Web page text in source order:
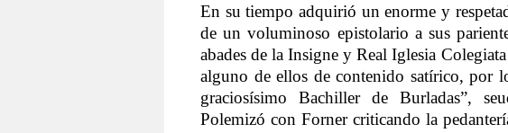
En su tiempo adquirió un enorme y
de un voluminoso epistolario a sus
abades de la Insigne y Real Iglesia
alguno de ellos de contenido satírico, por
graciosísimo Bachiller de Burladas”,
Polemizó con Forner criticando la